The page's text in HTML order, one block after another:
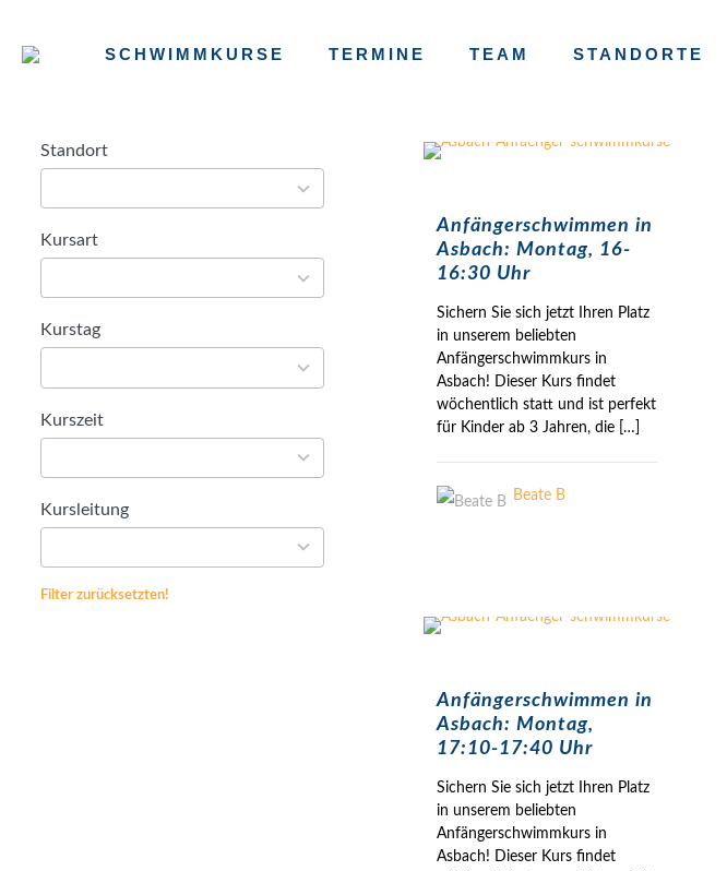
SCHWIMMKURSE TERMINE TEAM STANDORTE
Anfängerschwimmen in
Asbach: Montag, 16-
16:30 Uhr
Sichern Sie sich jetzt Ihren Platz
in unserem beliebten
Anfängerschwimmkurs in
Asbach! Dieser Kurs findet
wöchentlich statt und ist perfekt
für Kinder ab 3 Jahren, die[…]
Beate B
Anfängerschwimmen in
Asbach: Montag,
17:10-17:40 Uhr
Sichern Sie sich jetzt Ihren Platz
in unserem beliebten
Anfängerschwimmkurs in
Asbach! Dieser Kurs findet
Standort
42
results
Kursart
6
results
Kurstag
7
results
Kurszeit
5
results
Kursleitung
57
results
Filter zurücksetzten!